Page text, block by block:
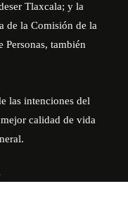
Tlaxcala; y la
de la Comisión de la
Personas, también
las intenciones del
calidad de vida